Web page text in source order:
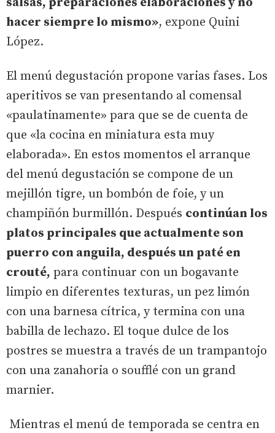
hacer siempre lo mismo», expone Quini
López.
El menú degustación propone varias fases. Los
aperitivos se van presentando al comensal
«paulatinamente» para que se de cuenta de
que «la cocina en miniatura esta muy
elaborada». En estos momentos el arranque
del menú degustación se compone de un
mejillón tigre, un bombón de foie, y un
champiñón burmillón. Después continúan los
platos principales que actualmente son
puerro con anguila, después un paté en
crouté, para continuar con un bogavante
limpio en diferentes texturas, un pez limón
con una barnesa cítrica, y termina con una
babilla de lechazo. El toque dulce de los
postres se muestra a través de un trampantojo
con una zanahoria o soufflé con un grand
marnier.
Mientras el menú de temporada se centra en